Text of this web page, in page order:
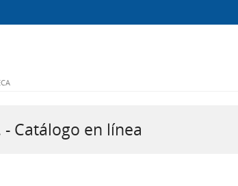
- Catálogo en línea